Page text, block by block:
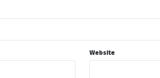
Website